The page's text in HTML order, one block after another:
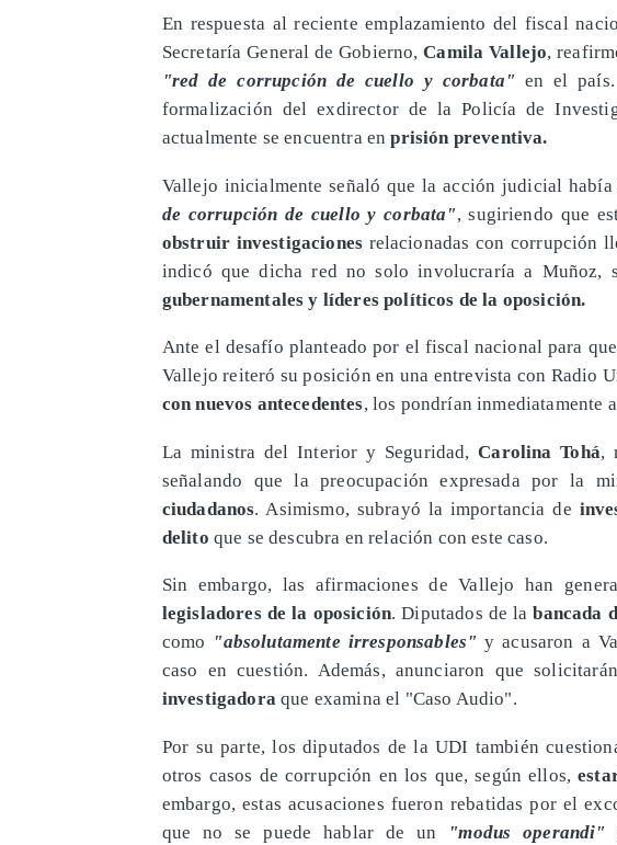
​En respuesta al reciente emplazamiento del fiscal
Secretaría General de Gobierno,Camila Vallejo,
"red de corrupción de cuello y corbata" en el
formalización del exdirector de la Policía de
actualmente se encuentra en prisión preventiva.
​Vallejo inicialmente señaló que la acción judicial había
de corrupción de cuello y corbata", sugiriendo que
obstruir investigaciones relacionadas con corrupción
indicó que dicha red no solo involucraría a Muñoz,
gubernamentales y líderes políticos de la oposición.
​Ante el desafío planteado por el fiscal nacional para
Vallejo reiteró su posición en una entrevista con Radio
con nuevos antecedentes, los pondrían inmediatamente
​La ministra del Interior y Seguridad,Carolina Tohá,
señalando que la preocupación expresada por la
ciudadanos. Asimismo, subrayó la importancia de
delito que se descubra en relación con este caso.
​Sin embargo, las afirmaciones de Vallejo han
legisladores de la oposición. Diputados de labancada
como "absolutamente irresponsables" y acusaron a
caso en cuestión. Además, anunciaron que
investigadoraque examina el "Caso Audio".
​Por su parte, los diputados de la UDI también
otros casos de corrupción en los que, según ellos,
embargo, estas acusaciones fueron rebatidas por el
que no se puede hablar de un
"modus operandi"